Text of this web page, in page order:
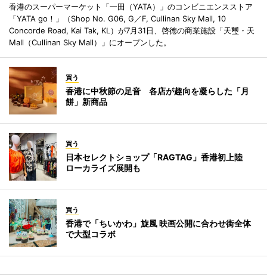
香港のスーパーマーケット「一田（YATA）」のコンビニエンスストア
「YATA go！」（Shop No. G06, G／F, Cullinan Sky Mall, 10
Concorde Road, Kai Tak, KL）が7月31日、啓徳の商業施設「天璽・天
Mall（Cullinan Sky Mall）」にオープンした。
買う
香港に中秋節の足音 各店が趣向を凝らした「月
餅」新商品
買う
日本セレクトショップ「RAGTAG」香港初上陸
ローカライズ展開も
買う
香港で「ちいかわ」旋風 映画公開に合わせ街全体
で大型コラボ